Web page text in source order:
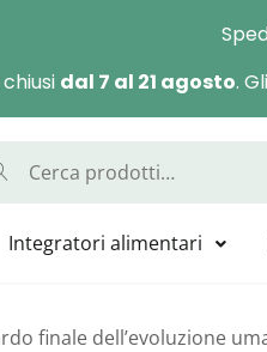
dal 7 al 21 agosto.
Manas
con disponibili tutti i prodotti
Integratori alimentari
finale dell’evoluzione